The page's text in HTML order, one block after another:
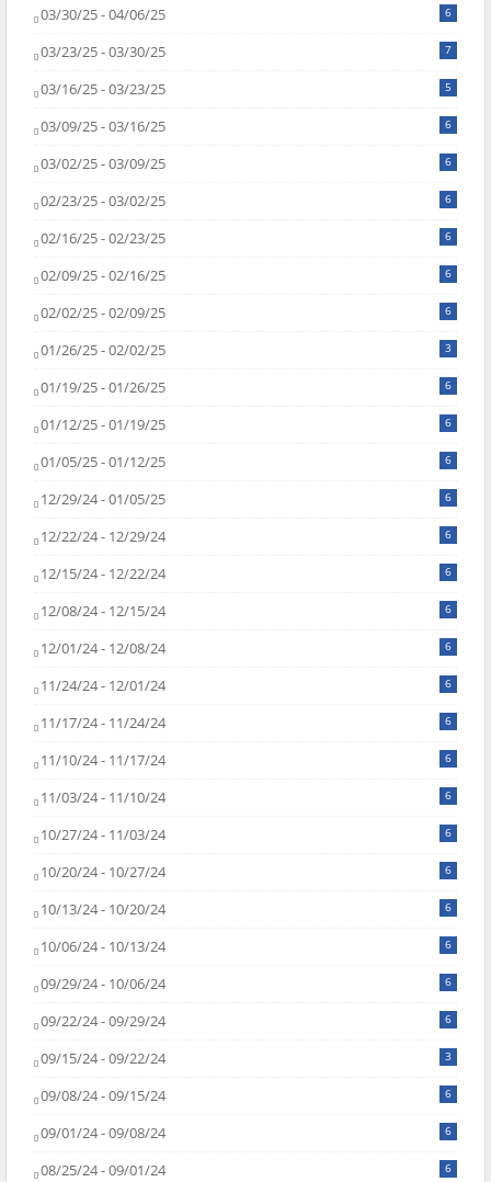
03/30/25 - 04/06/25 6
03/23/25 - 03/30/25 7
03/16/25 - 03/23/25 5
03/09/25 - 03/16/25 6
03/02/25 - 03/09/25 6
02/23/25 - 03/02/25 6
02/16/25 - 02/23/25 6
02/09/25 - 02/16/25 6
02/02/25 - 02/09/25 6
01/26/25 - 02/02/25 3
01/19/25 - 01/26/25 6
01/12/25 - 01/19/25 6
01/05/25 - 01/12/25 6
12/29/24 - 01/05/25 6
12/22/24 - 12/29/24 6
12/15/24 - 12/22/24 6
12/08/24 - 12/15/24 6
12/01/24 - 12/08/24 6
11/24/24 - 12/01/24 6
11/17/24 - 11/24/24 6
11/10/24 - 11/17/24 6
11/03/24 - 11/10/24 6
10/27/24 - 11/03/24 6
10/20/24 - 10/27/24 6
10/13/24 - 10/20/24 6
10/06/24 - 10/13/24 6
09/29/24 - 10/06/24 6
09/22/24 - 09/29/24 6
09/15/24 - 09/22/24 3
09/08/24 - 09/15/24 6
09/01/24 - 09/08/24 6
08/25/24 - 09/01/24 6